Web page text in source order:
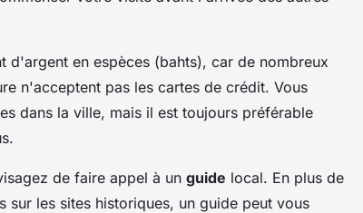
en espèces (bahts), car de nombreux
n'acceptent pas les cartes de crédit. Vous
dans la ville, mais il est toujours préférable
de faire appel à un guide local. En plus de
les sites historiques, un guide peut vous